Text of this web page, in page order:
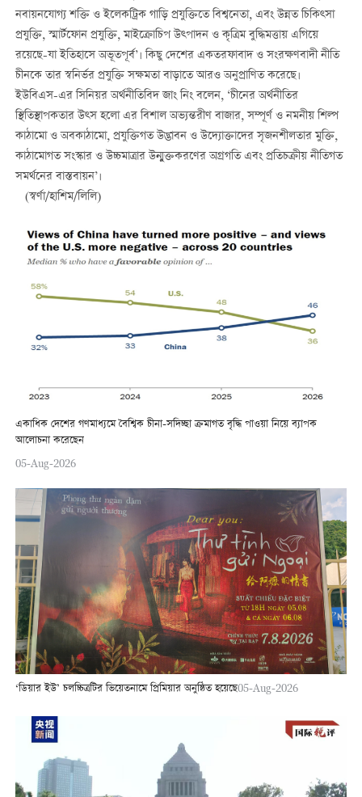
নবায়নযোগ্য শক্তি ও ইলেকট্রিক গাড়ি প্রযুক্তিতে বিশ্বনেতা, এবং উন্নত চিকিত্সা
প্রযুক্তি, স্মার্টফোন প্রযুক্তি, মাইক্রোচিপ উত্পাদন ও কৃত্রিম বুদ্ধিমত্তায় এগিয়ে
রয়েছে-যা ইতিহাসে অভূতপূর্ব’। কিছু দেশের একতরফাবাদ ও সংরক্ষণবাদী নীতি
চীনকে তার স্বনির্ভর প্রযুক্তি সক্ষমতা বাড়াতে আরও অনুপ্রাণিত করেছে।
ইউবিএস-এর সিনিয়র অর্থনীতিবিদ জাং নিং বলেন, ‘চীনের অর্থনীতির
স্থিতিস্থাপকতার উত্স হলো এর বিশাল অভ্যন্তরীণ বাজার, সম্পূর্ণ ও নমনীয় শিল্প
কাঠামো ও অবকাঠামো, প্রযুক্তিগত উদ্ভাবন ও উদ্যোক্তাদের সৃজনশীলতার মুক্তি,
কাঠামোগত সংস্কার ও উচ্চমাত্রার উন্মুক্তকরণের অগ্রগতি এবং প্রতিচক্রীয় নীতিগত
সমর্থনের বাস্তবায়ন’।
(স্বর্ণা/হাশিম/লিলি)
একাধিক দেশের গণমাধ্যমে বৈশ্বিক চীনা-সদিচ্ছা ক্রমাগত বৃদ্ধি পাওয়া নিয়ে ব্যাপক
আলোচনা করেছেন
05-Aug-2026
‘ডিয়ার ইউ’ চলচ্চিত্রটির ভিয়েতনামে প্রিমিয়ার অনুষ্ঠিত হয়েছে05-Aug-2026